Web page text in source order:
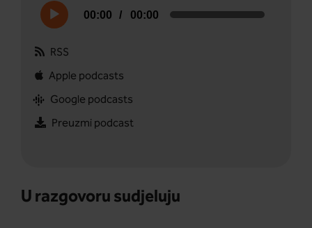
Audio
Player
00:00 00:00
RSS
Apple podcasts
Google podcasts
Preuzmi podcast
U razgovoru sudjeluju